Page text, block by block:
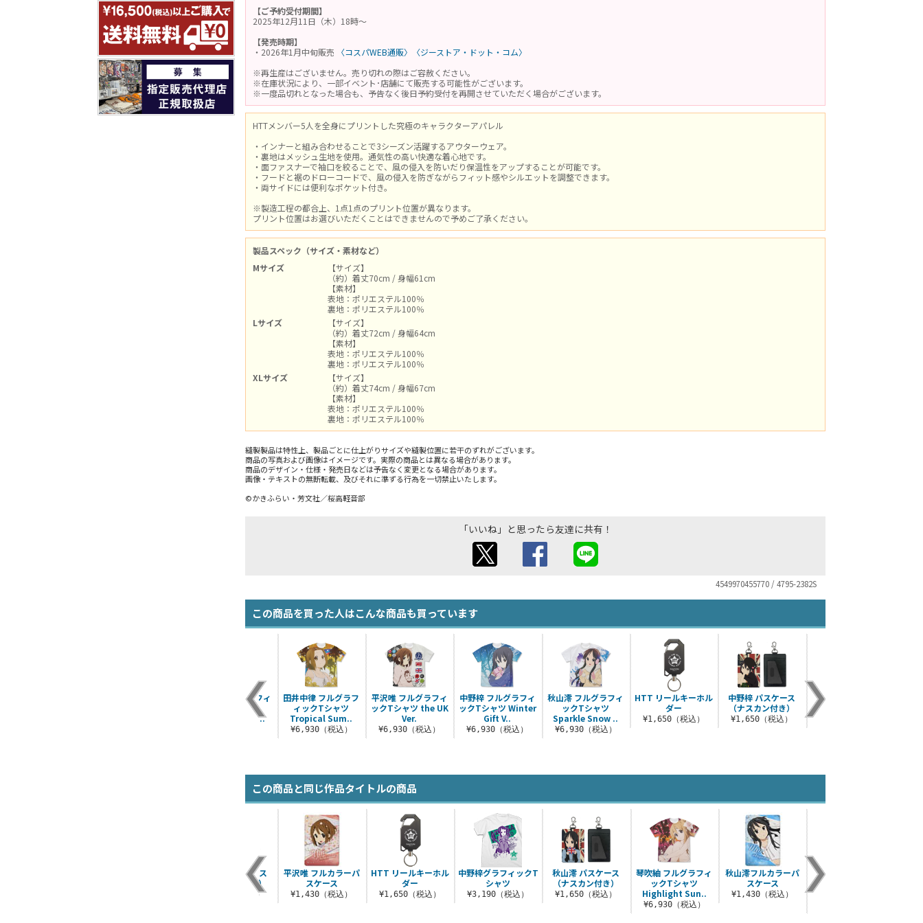
【ご予約受付期間】
2025年12月11日（木）18時～
【発売時期】
・2026年1月中旬販売
〈コスパWEB通販〉
〈ジーストア・ドット・コム〉
※再生産はございません。売り切れの際はご容赦ください。
※在庫状況により、一部イベント･店舗にて販売する可能性がございます。
※一度品切れとなった場合も、予告なく後日予約受付を再開させていただく場合がございます。
HTTメンバー5人を全身にプリントした究極のキャラクターアパレル
・インナーと組み合わせることで3シーズン活躍するアウターウェア。
・裏地はメッシュ生地を使用。通気性の高い快適な着心地です。
・面ファスナーで袖口を絞ることで、風の侵入を防いだり保温性をアップすることが可能です。
・フードと裾のドローコードで、風の侵入を防ぎながらフィット感やシルエットを調整できます。
・両サイドには便利なポケット付き。
※製造工程の都合上、1点1点のプリント位置が異なります。
プリント位置はお選びいただくことはできませんので予めご了承ください。
製品スペック（サイズ・素材など）
Mサイズ
【サイズ】
（約）着丈70cm / 身幅61cm
【素材】
表地：ポリエステル100％
裏地：ポリエステル100％
Lサイズ
【サイズ】
（約）着丈72cm / 身幅64cm
【素材】
表地：ポリエステル100％
裏地：ポリエステル100％
XLサイズ
【サイズ】
（約）着丈74cm / 身幅67cm
【素材】
表地：ポリエステル100％
裏地：ポリエステル100％
縫製製品は特性上、製品ごとに仕上がりサイズや縫製位置に若干のずれがございます。
商品の写真および画像はイメージです。実際の商品とは異なる場合があります。
商品のデザイン・仕様・発売日などは予告なく変更となる場合があります。
画像・テキストの無断転載、及びそれに準ずる行為を一切禁止いたします。
©かきふらい・芳文社／桜高軽音部
「いいね」と思ったら友達に共有！
4549970455770 / 4795-2382S
この商品を買った人はこんな商品も買っています
中野梓 フルグラフィ
ックTシャツ Winter
Gift V..
¥6,930（税込）
秋山澪 フルグラフィ
ックTシャツ
Sparkle Snow ..
¥6,930（税込）
HTT リールキーホル
ダー
¥1,650（税込）
中野梓 パスケース
（ナスカン付き）
¥1,650（税込）
中野梓 メタルカラビ
琴吹紬 フルグラフィ
ックTシャツ
Highlight Sun..
田井中律 フルグラフ
ィックTシャツ
Tropical Sum..
¥6,930（税込）
平沢唯 フルグラフィ
ックTシャツ the UK
Ver.
¥6,930（税込）
この商品と同じ作品タイトルの商品
中野梓グラフィックT
シャツ
¥3,190（税込）
秋山澪 パスケース
（ナスカン付き）
¥1,650（税込）
琴吹紬 フルグラフィ
ックTシャツ
Highlight Sun..
¥6,930（税込）
秋山澪フルカラーパ
スケース
¥1,430（税込）
秋山澪 フルグラフィ
琴吹紬 パスケース
（ナスカン付き）
¥1,650（税込）
平沢唯 フルカラーパ
スケース
¥1,430（税込）
HTT リールキーホル
ダー
¥1,650（税込）